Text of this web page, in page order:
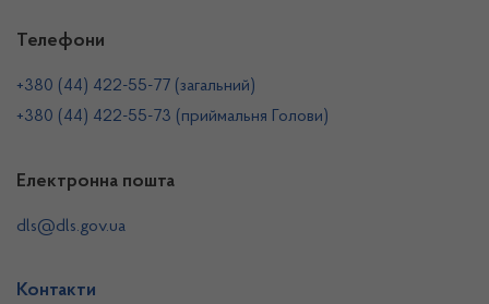
Телефони
+380 (44) 422-55-77 (загальний)
+380 (44) 422-55-73 (приймальня Голови)
Електронна пошта
dls@dls.gov.ua
Контакти